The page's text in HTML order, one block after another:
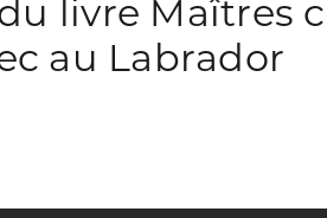
livre Maîtres
au Labrador